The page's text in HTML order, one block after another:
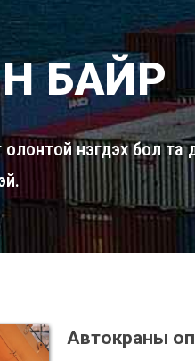
БАЙР
олонтой нэгдэх бол
Автокраны